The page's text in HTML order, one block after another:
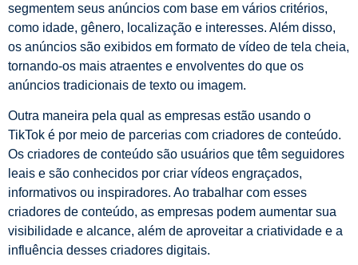
segmentem seus anúncios com base em vários critérios,
como idade, gênero, localização e interesses. Além disso,
os anúncios são exibidos em formato de vídeo de tela cheia,
tornando-os mais atraentes e envolventes do que os
anúncios tradicionais de texto ou imagem.
Outra maneira pela qual as empresas estão usando o
TikTok é por meio de parcerias com criadores de conteúdo.
Os criadores de conteúdo são usuários que têm seguidores
leais e são conhecidos por criar vídeos engraçados,
informativos ou inspiradores. Ao trabalhar com esses
criadores de conteúdo, as empresas podem aumentar sua
visibilidade e alcance, além de aproveitar a criatividade e a
influência desses criadores digitais.